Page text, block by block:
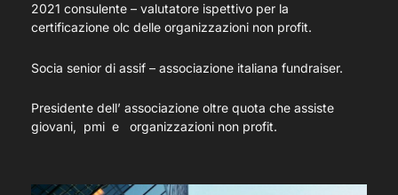
2021 consulente – valutatore ispettivo per la
certificazione olc delle organizzazioni non profit.
Socia senior di assif – associazione italiana fundraiser.
Presidente dell’ associazione oltre quota che assiste
giovani, pmi e organizzazioni non profit.